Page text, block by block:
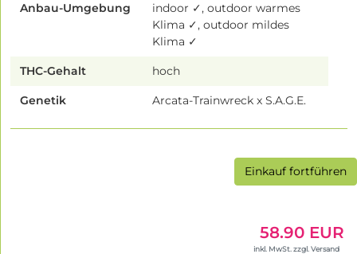
Anbau-Umgebung
indoor ✓, outdoor warmes
Klima ✓, outdoor mildes
Klima ✓
THC-Gehalt hoch
Genetik Arcata-Trainwreck x S.A.G.E.
Einkauf fortführen
58.90 EUR
inkl. MwSt. zzgl. Versand